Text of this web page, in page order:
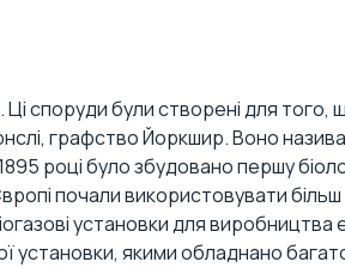
споруди були створені для того,
графство Йоркшир. Воно
році було збудовано першу
почали використовувати
установки для
установки, якими обладнано